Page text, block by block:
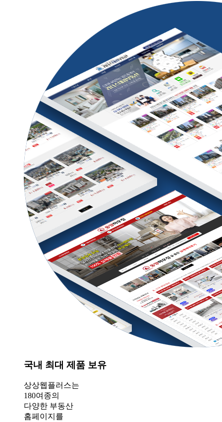
국내 최대 제품 보유
상상웹플러스는
180여종의
다양한 부동산
홈페이지를